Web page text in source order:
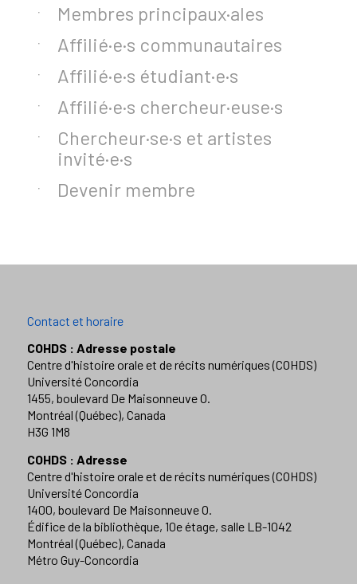
Membres principaux·ales
Affilié·e·s communautaires
Affilié·e·s étudiant·e·s
Affilié·e·s chercheur·euse·s
Chercheur·se·s et artistes
invité·e·s
Devenir membre
Contact et horaire
COHDS : Adresse postale
Centre d'histoire orale et de récits numériques (COHDS)
Université Concordia
1455, boulevard De Maisonneuve O.
Montréal (Québec), Canada
H3G 1M8
COHDS : Adresse
Centre d'histoire orale et de récits numériques (COHDS)
Université Concordia
1400, boulevard De Maisonneuve O.
Édifice de la bibliothèque, 10e étage, salle LB-1042
Montréal (Québec), Canada
Métro Guy-Concordia